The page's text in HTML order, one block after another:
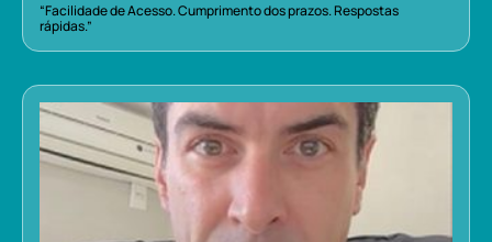
“Facilidade de Acesso. Cumprimento dos prazos. Respostas
rápidas.”